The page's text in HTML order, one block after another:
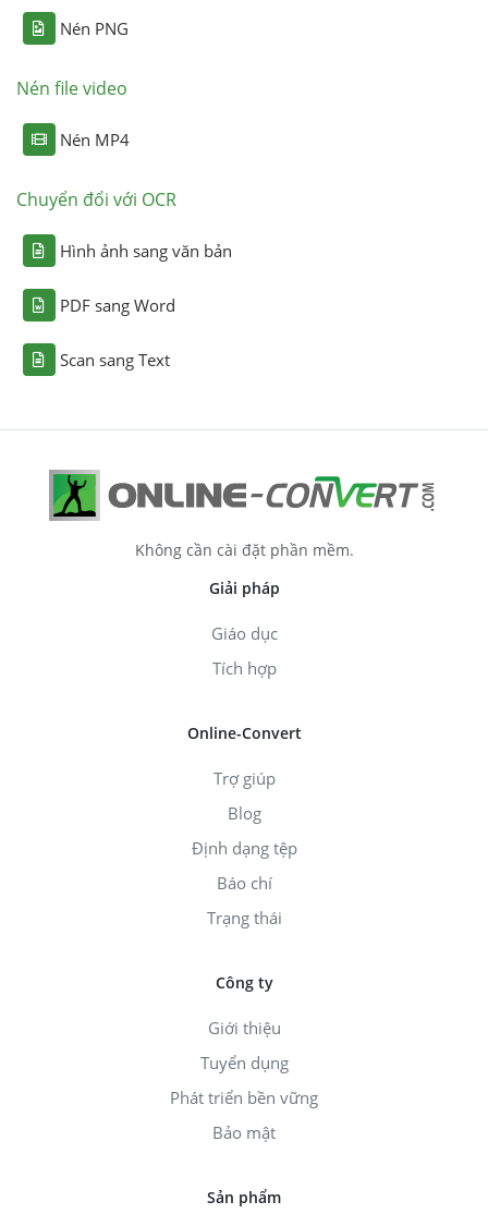
Nén PNG
Nén file video
Nén MP4
Chuyển đổi với OCR
Hình ảnh sang văn bản
PDF sang Word
Scan sang Text
Không cần cài đặt phần mềm.
Giải pháp
Giáo dục
Tích hợp
Online-Convert
Trợ giúp
Blog
Định dạng tệp
Báo chí
Trạng thái
Công ty
Giới thiệu
Tuyển dụng
Phát triển bền vững
Bảo mật
Sản phẩm